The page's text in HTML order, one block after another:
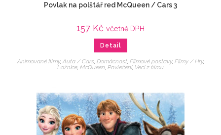
Povlak na polštář red McQueen / Cars 3
157 Kč včetně DPH
Detail
Animované filmy, Auta / Cars, Domácnost, Filmové postavy, Filmy / Hry,
Ložnice, McQueen, Povlečení, Veci z filmu